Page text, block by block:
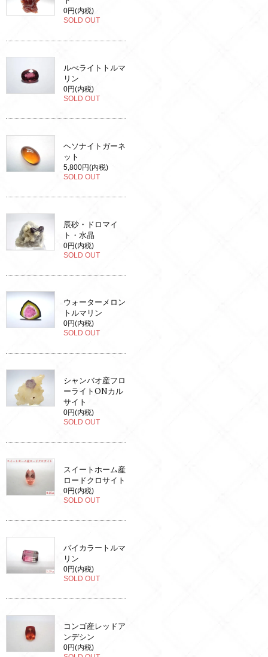
0円(内税)
SOLD OUT
ルべライトトルマ
リン
0円(内税)
SOLD OUT
ヘソナイトガーネ
ット
5,800円(内税)
SOLD OUT
辰砂・ドロマイ
ト・水晶
0円(内税)
SOLD OUT
ウォーターメロン
トルマリン
0円(内税)
SOLD OUT
シャンバオ産フロ
ーライトONカル
サイト
0円(内税)
SOLD OUT
スイートホーム産
ロードクロサイト
0円(内税)
SOLD OUT
バイカラートルマ
リン
0円(内税)
SOLD OUT
コンゴ産レッドア
ンデシン
0円(内税)